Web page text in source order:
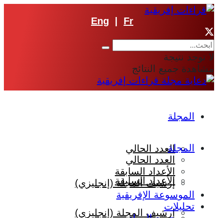
Eng Fr
لا توجد نتيجة
مشاهدة جميع النتائج
المجلة
العدد الحالي
الأعداد السابقة
إرشيف المجلة (إنجليزي)
المجلة
العدد الحالي
الأعداد السابقة
إرشيف المجلة (إنجليزي)
الموسوعة الإفريقية
تحليلات